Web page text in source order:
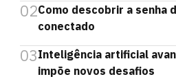
02Como descobrir a senha
conectado
03Inteligência artificial
impõe novos desafios